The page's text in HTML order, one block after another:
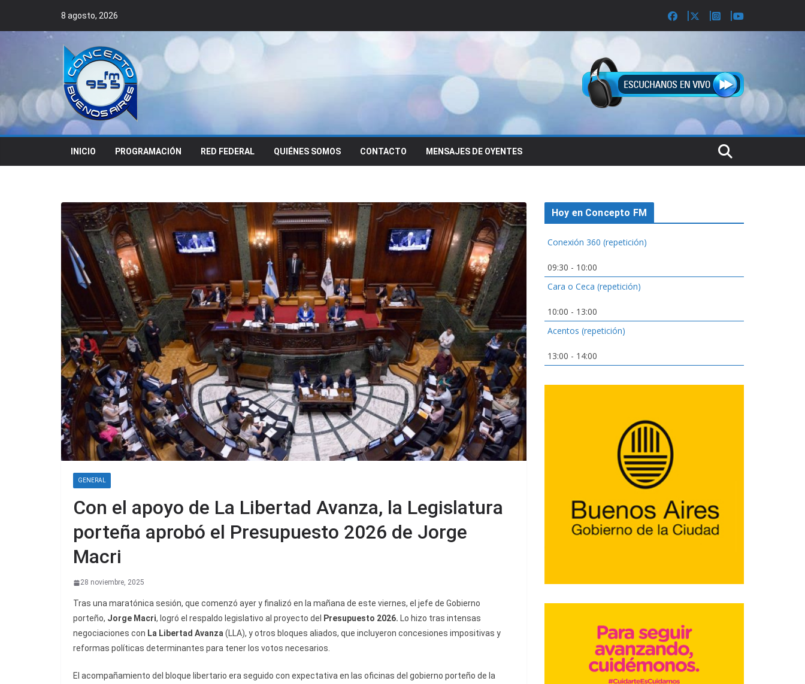
8 agosto, 2026
INICIO PROGRAMACIÓN RED FEDERAL QUIÉNES SOMOS CONTACTO MENSAJES DE OYENTES
GENERAL
Con el apoyo de La Libertad Avanza, la Legislatura
porteña aprobó el Presupuesto 2026 de Jorge
Macri
28 noviembre, 2025
Tras una maratónica sesión, que comenzó ayer y finalizó en la mañana de este viernes, el jefe de Gobierno
porteño, Jorge Macri, logró el respaldo legislativo al proyecto del Presupuesto 2026. Lo hizo tras intensas
negociaciones con La Libertad Avanza(LLA), y otros bloques aliados, que incluyeron concesiones impositivas y
reformas políticas determinantes para tener los votos necesarios.
El acompañamiento del bloque libertario era seguido con expectativa en las oficinas del gobierno porteño de la
Hoy en Concepto FM
Conexión 360 (repetición)
09:30 - 10:00
Cara o Ceca (repetición)
10:00 - 13:00
Acentos (repetición)
13:00 - 14:00